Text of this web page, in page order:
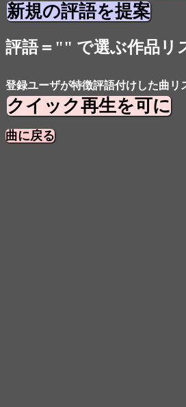
新規の評語を提案
評語＝"" で選ぶ作品リ
登録ユーザが特徴評語付けした曲リ
クイック再生を可に
曲に戻る